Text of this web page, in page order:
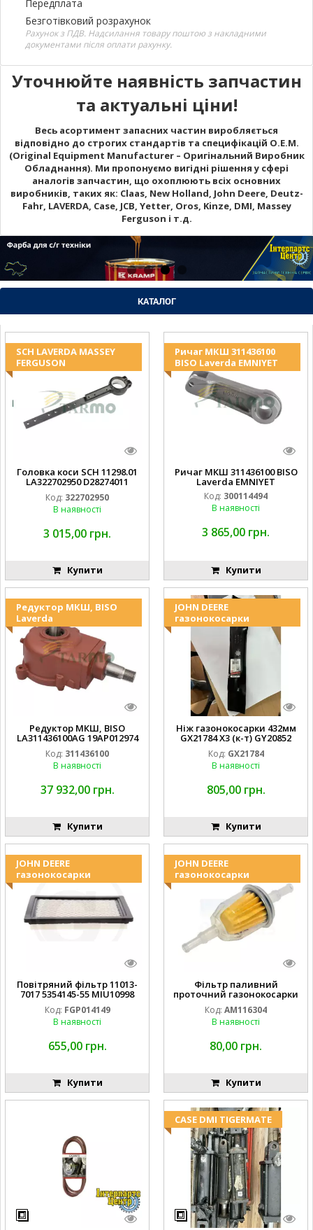
Передплата
Безготівковий розрахунок
Рахунок з ПДВ. Надсилання товару поштою з накладними
документами після оплати рахунку.
Уточнюйте наявність запчастин
та актуальні ціни!
Весь асортимент запасних частин виробляється
відповідно до строгих стандартів та специфікацій O.E.M.
(Original Equipment Manufacturer – Оригінальний Виробник
Обладнання). Ми пропонуємо вигідні рішення у сфері
аналогів запчастин, що охоплюють всіх основних
виробників, таких як: Claas, New Holland, John Deere, Deutz-
Fahr, LAVERDA, Case, JCB, Yetter, Oros, Kinze, DMI, Massey
Ferguson і т.д.
КАТАЛОГ
SCH LAVERDA MASSEY
FERGUSON
Головка коси SCH 11298.01
LA322702950 D28274011
EMNIYET
Код: 322702950
В наявності
3 015,00 грн.
Купити
Ричаг МКШ 311436100
BISO Laverda EMNIYET
Ричаг МКШ 311436100 BISO
Laverda EMNIYET
Код: 300114494
В наявності
3 865,00 грн.
Купити
Редуктор МКШ, BISO
Laverda
Редуктор МКШ, BISO
LA311436100AG 19AP012974
Laverda EMNIYET
Код: 311436100
В наявності
37 932,00 грн.
Купити
JOHN DEERE
газонокосарки
Ніж газонокосарки 432мм
GX21784 X3 (к-т) GY20852
AM137757 AM141035
Код: GX21784
В наявності
805,00 грн.
Купити
JOHN DEERE
газонокосарки
Повітряний фільтр 11013-
7017 5354145-55 MIU10998
Код: FGP014149
В наявності
655,00 грн.
Купити
JOHN DEERE
газонокосарки
Фільтр паливний
проточний газонокосарки
JOHN DEERE AM116304
GY20709
Код: AM116304
В наявності
80,00 грн.
Купити
CASE DMI TIGERMATE